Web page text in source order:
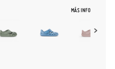
MÁS INFO